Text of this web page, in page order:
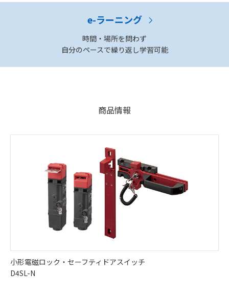
e-ラーニング
時間・場所を問わず
自分のペースで繰り返し学習可能
商品情報
小形電磁ロック・セーフティドアスイッチ
D4SL-N